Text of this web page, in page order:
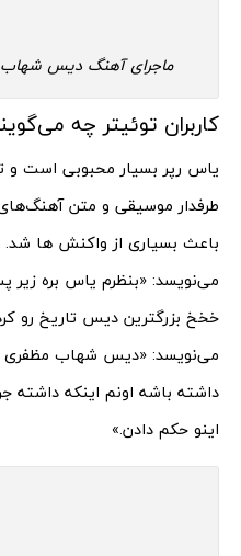
ماجرای آهنگ دیس
کاربران توئیتر چه
یاس رپر بسیار محبوبی است و
طرفدار موسیقی و متن
باعث بسیاری از واکنش ها شد.
می‌نویسد: «بنظرم یاس بره زیر
خخخ بزرگترین دیس تاریخ رو
می‌نویسد: «دیس شهاب مظفری
داشته باشه اونم اینکه
اینو حکم دادن.»